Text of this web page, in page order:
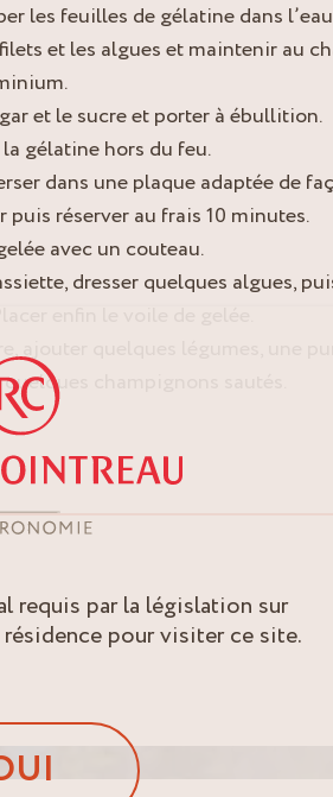
les feuilles de gélatine dans
et les algues et maintenir au
et le sucre et porter à ébullition.
gélatine hors du feu.
dans une plaque adaptée de
puis réserver au frais 10 minutes.
avec un couteau.
dresser quelques algues,
ajouter quelques légumes, une
quelques champignons sautés.
requis par la législation sur
pour visiter ce site.